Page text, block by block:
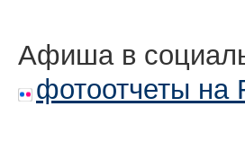
Афиша в
фотоотчеты на